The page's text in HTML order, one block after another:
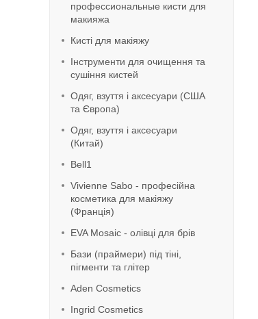
профессиональные кисти для
макияжа
Кисті для макіяжу
Інструменти для очищення та
сушіння кистей
Одяг, взуття і аксесуари (США
та Європа)
Одяг, взуття і аксесуари
(Китай)
Bell1
Vivienne Sabo - професійна
косметика для макіяжу
(Франція)
EVA Mosaic - олівці для брів
Бази (праймери) під тіні,
пігменти та глітер
Aden Cosmetics
Ingrid Cosmetics